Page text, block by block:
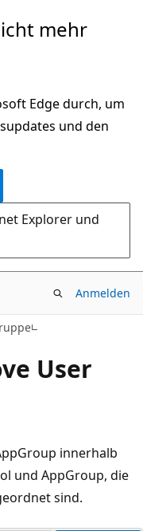
mehr
Edge durch, um
und den
Explorer und
Anmelden
User
innerhalb
und AppGroup, die
sind.